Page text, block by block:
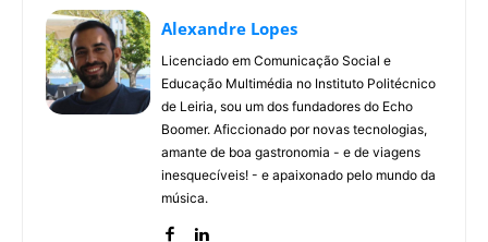
Alexandre Lopes
Licenciado em Comunicação Social e
Educação Multimédia no Instituto Politécnico
de Leiria, sou um dos fundadores do Echo
Boomer. Aficcionado por novas tecnologias,
amante de boa gastronomia - e de viagens
inesquecíveis! - e apaixonado pelo mundo da
música.